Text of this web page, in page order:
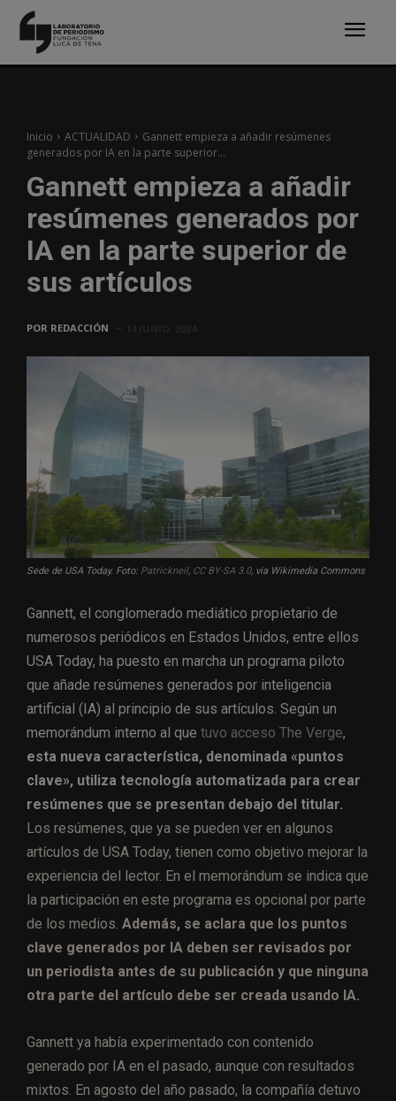
Inicio ACTUALIDAD
Gannett empieza a añadir resúmenes
generados por IA en la parte superior...
Gannett empieza a añadir
resúmenes generados por
IA en la parte superior de
sus artículos
POR REDACCIÓN
Sede de USA Today. Foto: Patrickneil, CC BY-SA 3.0, via Wikimedia Commons
Gannett, el conglomerado mediático propietario de
numerosos periódicos en Estados Unidos, entre ellos
USA Today, ha puesto en marcha un programa piloto
que añade resúmenes generados por inteligencia
artificial (IA) al principio de sus artículos. Según un
memorándum interno al que tuvo acceso The Verge,
esta nueva característica, denominada «puntos
clave», utiliza tecnología automatizada para crear
resúmenes que se presentan debajo del titular.
Los resúmenes, que ya se pueden ver en algunos
artículos de USA Today, tienen como objetivo mejorar la
experiencia del lector. En el memorándum se indica que
la participación en este programa es opcional por parte
de los medios. Además, se aclara que los puntos
clave generados por IA deben ser revisados por
un periodista antes de su publicación y que ninguna
otra parte del artículo debe ser creada usando IA.
Gannett ya había experimentado con contenido
generado por IA en el pasado, aunque con resultados
mixtos. En agosto del año pasado, la compañía detuvo